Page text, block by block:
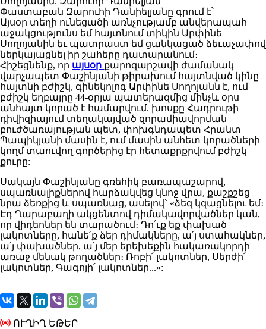
Փաստաբան Զարուհի Դանիելյանը գրում է՝
Այսօր տեղի ունեցածի առնչությամբ անվերապահ
աջակցությունս եմ հայտնում տիկին Արփինե
Սողոյանին եւ պատրաստ եմ ցանկացած ձեւաչափով
ներկայացնել իր շահերը դատարանում։
Հիշեցնենք, որ այսօր քարոզարշավի ժամանակ
վարչապետ Փաշինյանի թիրախում հայտնված կինը
հայտնի բժիշկ, գինեկոլոգ Արփինե Սողոյանն է, ում
բժիշկ եղբայրը 44-օրյա պատերազմից մինչև օրս
անհայտ կորած է համարվում. խոսքը Հադրութի
դիվիզիայում տեղակայված զորամիավորման
բուժծառայության պետ, փոխգնդապետ Հրանտ
Պապիկյանի մասին է, ում մասին անհետ կորածների
կողմ տաուվող գործերից էր հետաքրքրվում բժիշկ
քուրը:
Սակայն Փաշինյանը գռեհիկ բառապաշարով,
սպառնալիքներով հարձակվեց կնոջ վրա, քաշքշեց
նրա ձեռքից և սպառնաց, ասելով` «ձեզ կզացնելու եմ։
Էդ Ղարաբաղի ակցենտով դիմակավորվածներ կան,
որ վիդեոներ են տարածում։ Դո՛ւք եք փախած
լակոտները, հանե՛ք ձեր դիմակները, ա՛յ ստահակներ,
ա՛յ փախածներ, ա՛յ մեր երեխեքին հակառակորդի
առաջ մենակ թողածներ։ Ռոբի՛ լակոտներ, Սերժի՛
լակոտներ, Գագոյի՛ լակոտներ...»:
ՈՒՂԻՂ ԵԹԵՐ